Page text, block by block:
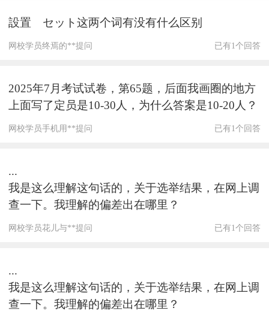
設置 セット这两个词有没有什么区别
网校学员终焉的**提问 已有1个回答
2025年7月考试试卷，第65题，后面我画圈的地方
上面写了定员是10-30人，为什么答案是10-20人？
网校学员手机用**提问 已有1个回答
...
我是这么理解这句话的，关于选举结果，在网上调
查一下。我理解的偏差出在哪里？
网校学员花儿与**提问 已有1个回答
...
我是这么理解这句话的，关于选举结果，在网上调
查一下。我理解的偏差出在哪里？